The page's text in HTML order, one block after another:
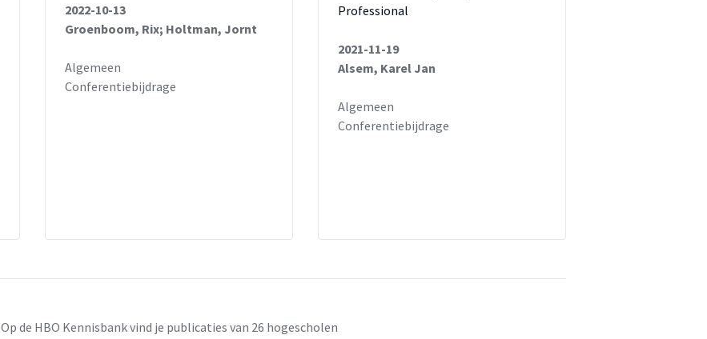
2022-10-13
Groenboom, Rix; Holtman, Jornt
Algemeen
Conferentiebijdrage
Professional
2021-11-19
Alsem, Karel Jan
Algemeen
Conferentiebijdrage
Op de HBO Kennisbank vind je publicaties van 26 hogescholen